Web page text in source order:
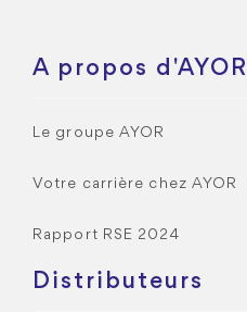
A propos d'AYOR
Le groupe AYOR
Votre carrière chez AYOR
Rapport RSE 2024
Distributeurs